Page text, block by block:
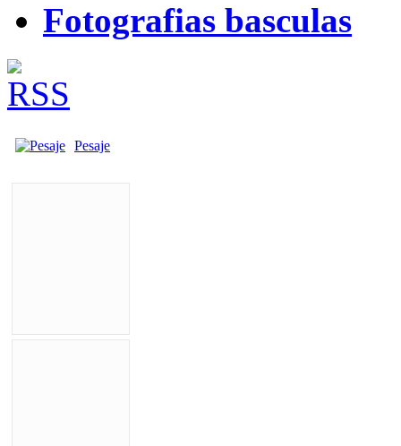
Fotografias basculas
Pesaje